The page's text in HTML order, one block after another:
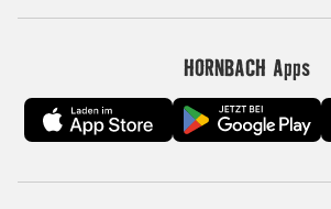
HORNBACH Apps